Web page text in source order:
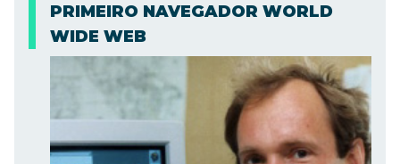
PRIMEIRO NAVEGADOR WORLD
WIDE WEB